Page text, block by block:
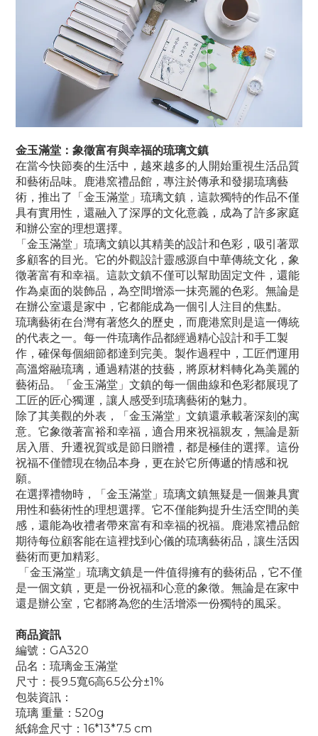
金玉滿堂：象徵富有與幸福的琉璃文鎮
在當今快節奏的生活中，越來越多的人開始重視生活品質
和藝術品味。鹿港窯禮品館，專注於傳承和發揚琉璃藝
術，推出了「金玉滿堂」琉璃文鎮，這款獨特的作品不僅
具有實用性，還融入了深厚的文化意義，成為了許多家庭
和辦公室的理想選擇。
「金玉滿堂」琉璃文鎮以其精美的設計和色彩，吸引著眾
多顧客的目光。它的外觀設計靈感源自中華傳統文化，象
徵著富有和幸福。這款文鎮不僅可以幫助固定文件，還能
作為桌面的裝飾品，為空間增添一抹亮麗的色彩。無論是
在辦公室還是家中，它都能成為一個引人注目的焦點。
琉璃藝術在台灣有著悠久的歷史，而鹿港窯則是這一傳統
的代表之一。每一件琉璃作品都經過精心設計和手工製
作，確保每個細節都達到完美。製作過程中，工匠們運用
高溫熔融琉璃，通過精湛的技藝，將原材料轉化為美麗的
藝術品。「金玉滿堂」文鎮的每一個曲線和色彩都展現了
工匠的匠心獨運，讓人感受到琉璃藝術的魅力。
除了其美觀的外表，「金玉滿堂」文鎮還承載著深刻的寓
意。它象徵著富裕和幸福，適合用來祝福親友，無論是新
居入厝、升遷祝賀或是節日贈禮，都是極佳的選擇。這份
祝福不僅體現在物品本身，更在於它所傳遞的情感和祝
願。
在選擇禮物時，「金玉滿堂」琉璃文鎮無疑是一個兼具實
用性和藝術性的理想選擇。它不僅能夠提升生活空間的美
感，還能為收禮者帶來富有和幸福的祝福。鹿港窯禮品館
期待每位顧客能在這裡找到心儀的琉璃藝術品，讓生活因
藝術而更加精彩。
「金玉滿堂」琉璃文鎮是一件值得擁有的藝術品，它不僅
是一個文鎮，更是一份祝福和心意的象徵。無論是在家中
還是辦公室，它都將為您的生活增添一份獨特的風采。
商品資訊
編號：GA320
品名：琉璃金玉滿堂
尺寸：長9.5寬6高6.5公分±1%
包裝資訊：
琉璃 重量：520g
紙錦盒尺寸：16*13*7.5 cm